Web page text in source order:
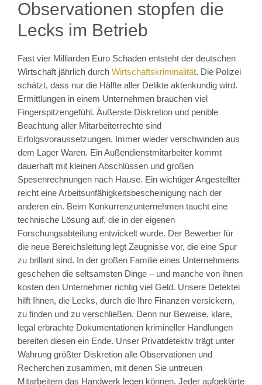
Observationen stopfen die
Lecks im Betrieb
Fast vier Milliarden Euro Schaden entsteht der deutschen
Wirtschaft jährlich durch Wirtschaftskriminalität. Die Polizei
schätzt, dass nur die Hälfte aller Delikte aktenkundig wird.
Ermittlungen in einem Unternehmen brauchen viel
Fingerspitzengefühl. Äußerste Diskretion und penible
Beachtung aller Mitarbeiterrechte sind
Erfolgsvoraussetzungen. Immer wieder verschwinden aus
dem Lager Waren. Ein Außendienstmitarbeiter kommt
dauerhaft mit kleinen Abschlüssen und großen
Spesenrechnungen nach Hause. Ein wichtiger Angestellter
reicht eine Arbeitsunfähigkeitsbescheinigung nach der
anderen ein. Beim Konkurrenzunternehmen taucht eine
technische Lösung auf, die in der eigenen
Forschungsabteilung entwickelt wurde. Der Bewerber für
die neue Bereichsleitung legt Zeugnisse vor, die eine Spur
zu brillant sind. In der großen Familie eines Unternehmens
geschehen die seltsamsten Dinge – und manche von ihnen
kosten den Unternehmer richtig viel Geld. Unsere Detektei
hilft Ihnen, die Lecks, durch die Ihre Finanzen versickern,
zu finden und zu verschließen. Denn nur Beweise, klare,
legal erbrachte Dokumentationen krimineller Handlungen
bereiten diesen ein Ende. Unser Privatdetektiv trägt unter
Wahrung größter Diskretion alle Observationen und
Recherchen zusammen, mit denen Sie untreuen
Mitarbeitern das Handwerk legen können. Jeder aufgeklärte